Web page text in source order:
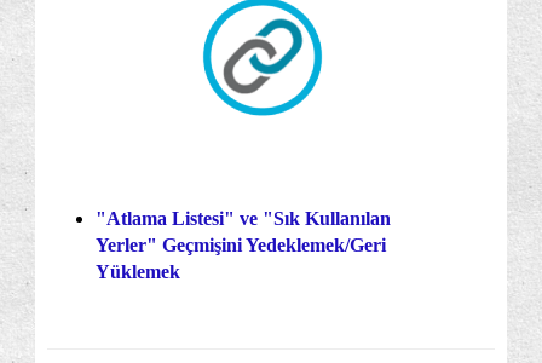
"Atlama Listesi" ve "Sık Kullanılan
Yerler" Geçmişini Yedeklemek/Geri
Yüklemek